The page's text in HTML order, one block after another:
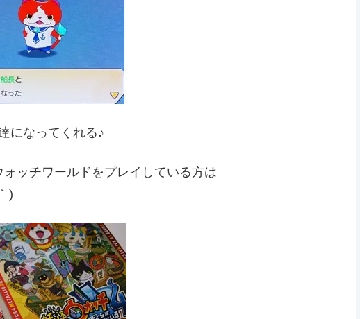
になってくれる♪
ッチワールドをプレイしている方は
)